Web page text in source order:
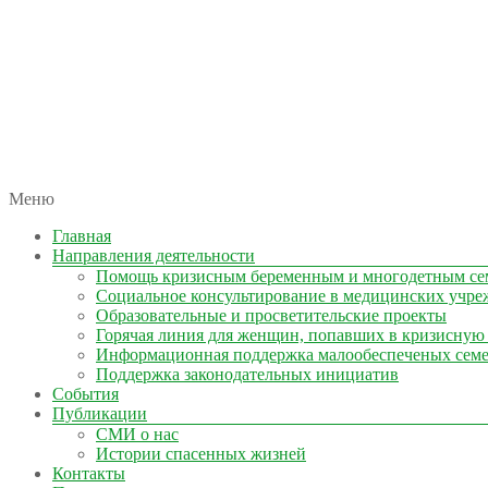
КОЛЫМА — ЗА ЖИЗНЬ
автономная некоммерческая организация
Меню
Главная
Направления деятельности
Помощь кризисным беременным и многодетным
Социальное консультирование в медицинских
Образовательные и просветительские проекты
Горячая линия для женщин, попавших в
Информационная поддержка малообеспеченых
Поддержка законодательных инициатив
События
Публикации
СМИ о нас
Истории спасенных жизней
Контакты